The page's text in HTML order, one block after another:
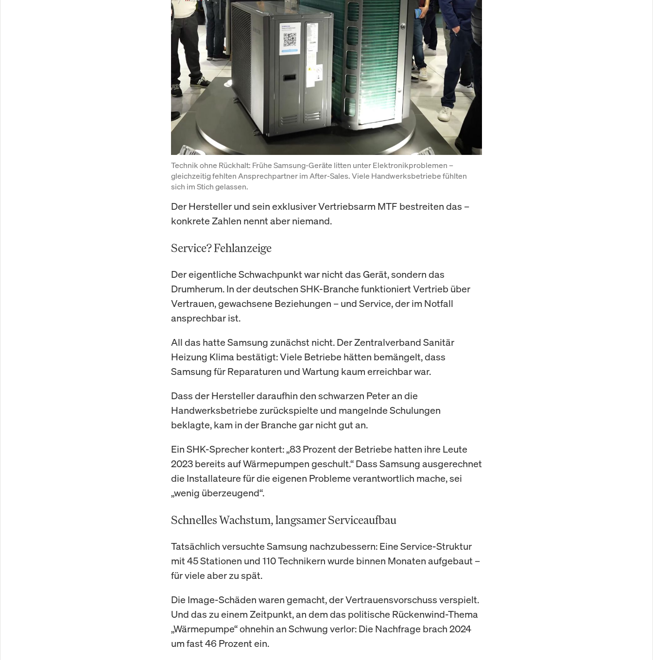
Technik ohne Rückhalt: Frühe Samsung-Geräte litten unter Elektronikproblemen –
gleichzeitig fehlten Ansprechpartner im After-Sales. Viele Handwerksbetriebe fühlten
sich im Stich gelassen.
Der Hersteller und sein exklusiver Vertriebsarm MTF bestreiten das –
konkrete Zahlen nennt aber niemand.
Service? Fehlanzeige
Der eigentliche Schwachpunkt war nicht das Gerät, sondern das
Drumherum. In der deutschen SHK-Branche funktioniert Vertrieb über
Vertrauen, gewachsene Beziehungen – und Service, der im Notfall
ansprechbar ist.
All das hatte Samsung zunächst nicht. Der Zentralverband Sanitär
Heizung Klima bestätigt: Viele Betriebe hätten bemängelt, dass
Samsung für Reparaturen und Wartung kaum erreichbar war.
Dass der Hersteller daraufhin den schwarzen Peter an die
Handwerksbetriebe zurückspielte und mangelnde Schulungen
beklagte, kam in der Branche gar nicht gut an.
Ein SHK-Sprecher kontert: „83 Prozent der Betriebe hatten ihre Leute
2023 bereits auf Wärmepumpen geschult.“ Dass Samsung ausgerechnet
die Installateure für die eigenen Probleme verantwortlich mache, sei
„wenig überzeugend“.
Schnelles Wachstum, langsamer Serviceaufbau
Tatsächlich versuchte Samsung nachzubessern: Eine Service-Struktur
mit 45 Stationen und 110 Technikern wurde binnen Monaten aufgebaut –
für viele aber zu spät.
Die Image-Schäden waren gemacht, der Vertrauensvorschuss verspielt.
Und das zu einem Zeitpunkt, an dem das politische Rückenwind-Thema
„Wärmepumpe“ ohnehin an Schwung verlor: Die Nachfrage brach 2024
um fast 46 Prozent ein.